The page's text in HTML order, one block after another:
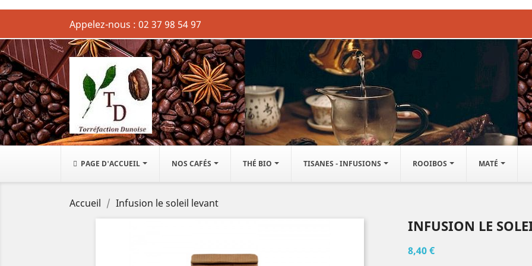
Appelez-nous : 02 37 98 54 97
PAGE D'ACCUEIL NOS CAFÉS THÉ BIO TISANES - INFUSIONS ROOIBOS MATÉ
Accueil Infusion le soleil levant
INFUSION LE
8,40 €